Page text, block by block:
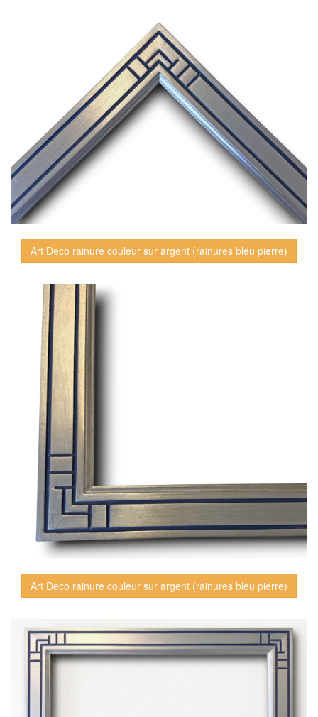
Art Deco rainure couleur sur argent (rainures bleu pierre)
Art Deco rainure couleur sur argent (rainures bleu pierre)